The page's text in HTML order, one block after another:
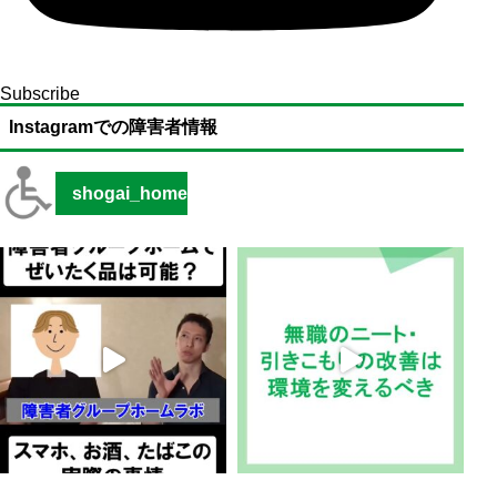
Subscribe
Instagramでの障害者情報
shogai_home